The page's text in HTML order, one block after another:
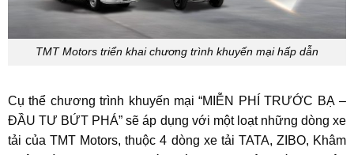
TMT Motors triển khai chương trình khuyến mại hấp dẫn
Cụ thể chương trình khuyến mại “MIỄN PHÍ TRƯỚC BẠ –
ĐẦU TƯ BỨT PHÁ” sẽ áp dụng với một loạt những dòng xe
tải của TMT Motors, thuộc 4 dòng xe tải TATA, ZIBO, Khâm